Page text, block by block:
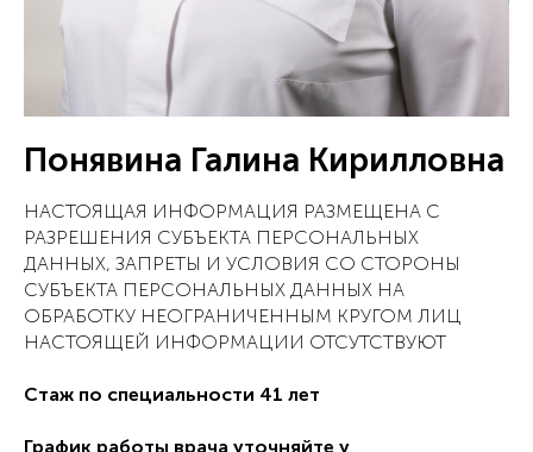
Понявина Галина Кирилловна
НАСТОЯЩАЯ ИНФОРМАЦИЯ РАЗМЕЩЕНА С
РАЗРЕШЕНИЯ СУБЪЕКТА ПЕРСОНАЛЬНЫХ
ДАННЫХ, ЗАПРЕТЫ И УСЛОВИЯ СО СТОРОНЫ
СУБЪЕКТА ПЕРСОНАЛЬНЫХ ДАННЫХ НА
ОБРАБОТКУ НЕОГРАНИЧЕННЫМ КРУГОМ ЛИЦ
НАСТОЯЩЕЙ ИНФОРМАЦИИ ОТСУТСТВУЮТ
Стаж по специальности 41 лет
График работы врача уточняйте у